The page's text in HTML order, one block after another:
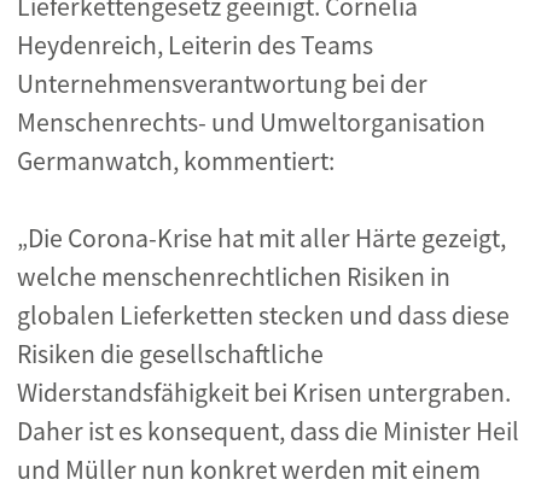
Lieferkettengesetz geeinigt. Cornelia
Heydenreich, Leiterin des Teams
Unternehmensverantwortung bei der
Menschenrechts- und Umweltorganisation
Germanwatch, kommentiert:
„Die Corona-Krise hat mit aller Härte gezeigt,
welche menschenrechtlichen Risiken in
globalen Lieferketten stecken und dass diese
Risiken die gesellschaftliche
Widerstandsfähigkeit bei Krisen untergraben.
Daher ist es konsequent, dass die Minister Heil
und Müller nun konkret werden mit einem